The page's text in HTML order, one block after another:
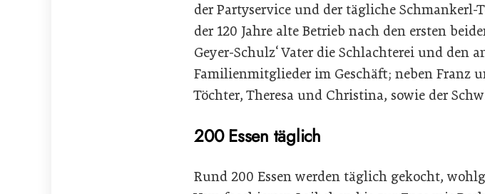
der Partyservice und der tägliche Schmankerl-
der 120 Jahre alte Betrieb nach den ersten
Geyer-Schulz‘ Vater die Schlachterei und den
Familienmitglieder im Geschäft; neben Franz
Töchter, Theresa und Christina, sowie der
200 Essen täglich
Rund 200 Essen werden täglich gekocht,